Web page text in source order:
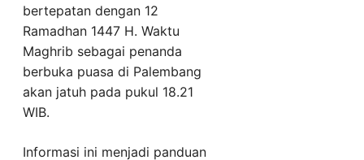
bertepatan dengan 12
Ramadhan 1447 H. Waktu
Maghrib sebagai penanda
berbuka puasa di Palembang
akan jatuh pada pukul 18.21
WIB.
Informasi ini menjadi panduan